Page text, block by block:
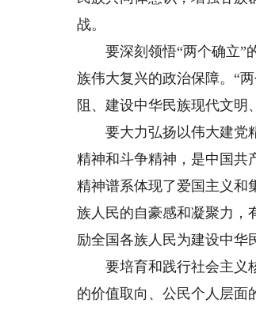
战。
要深刻领悟“两个确立”的
族伟大复兴的政治保障。“
阻、建设中华民族现代文明
要大力弘扬以伟大建党精
精神和斗争精神，是中国共
精神谱系体现了爱国主义和
族人民的自豪感和凝聚力，
励全国各族人民为建设中华
要培育和践行社会主义核
的价值取向、公民个人层面